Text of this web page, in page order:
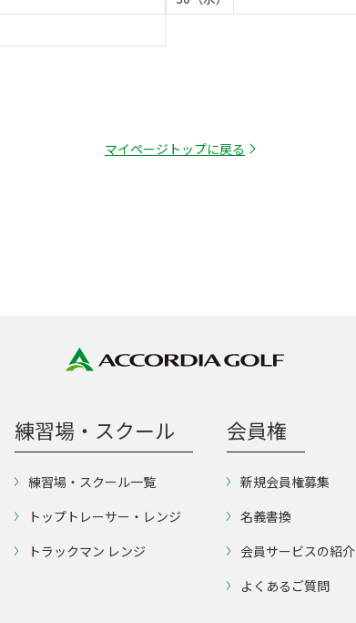
マイページトップに戻る
練習場・スクール
練習場・スクール一覧
トップトレーサー・レンジ
トラックマン レンジ
会員権
新規会員権募集
名義書換
会員サービスの紹介
よくあるご質問